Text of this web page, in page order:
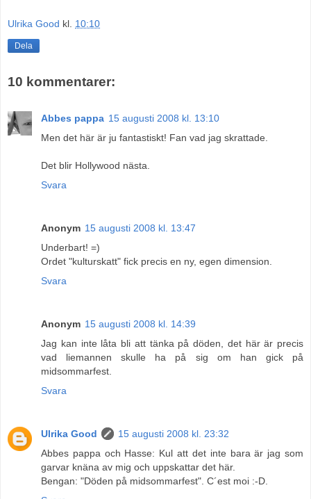
Ulrika Good kl. 10:10
Dela
10 kommentarer:
Abbes pappa 15 augusti 2008 kl. 13:10
Men det här är ju fantastiskt! Fan vad jag skrattade.
Det blir Hollywood nästa.
Svara
Anonym 15 augusti 2008 kl. 13:47
Underbart! =)
Ordet "kulturskatt" fick precis en ny, egen dimension.
Svara
Anonym 15 augusti 2008 kl. 14:39
Jag kan inte låta bli att tänka på döden, det här är precis
vad liemannen skulle ha på sig om han gick på
midsommarfest.
Svara
Ulrika Good
15 augusti 2008 kl. 23:32
Abbes pappa och Hasse: Kul att det inte bara är jag som
garvar knäna av mig och uppskattar det här.
Bengan: "Döden på midsommarfest". C´est moi :-D.